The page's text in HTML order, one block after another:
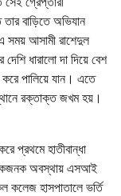
বাড়িতে অভিযান
আসামী রাশেদুল
ধারালো দা দিয়ে বেশ
পালিয়ে যান। এতে
রক্তাক্ত জখম হয়।
প্রথমে হাতীবান্ধা
অবস্থায় এসআই
কলেজ হাসপাতালে ভর্তি